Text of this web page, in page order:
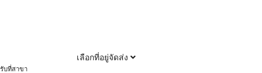
เลือกที่อยู่จัดส่ง
รับที่สาขา